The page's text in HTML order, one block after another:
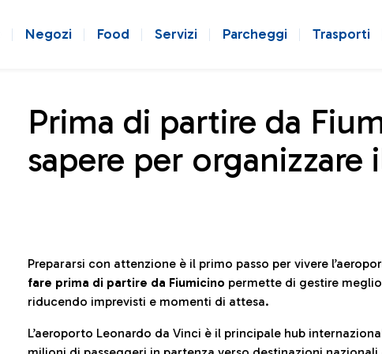
Negozi Food Servizi Parcheggi Trasporti
Prima di partire da
sapere per organizzare
Prepararsi con attenzione è il primo passo per vivere
fare prima di partire da Fiumicino permette di gestire
riducendo imprevisti e momenti di attesa.
L’aeroporto Leonardo da Vinci è il principale hub